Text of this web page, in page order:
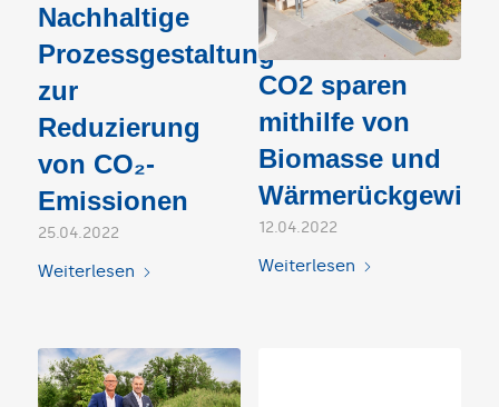
Nachhaltige
Prozessgestaltung
zur
Reduzierung
von CO₂-
Emissionen
25.04.2022
Weiterlesen
CO2 sparen
mithilfe von
Biomasse und
12.04.2022
Weiterlesen